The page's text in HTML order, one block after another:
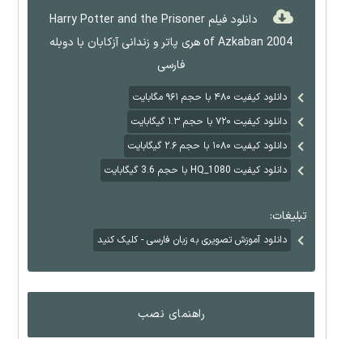
دانلود فیلم Harry Potter and the Prisoner
of Azkaban 2004 هری پاتر و زندانی آزکابان با دوبله
فارسی
دانلود کیفیت ۴۸۰ با حجم ۹۶۱ مگابایت
دانلود کیفیت ۷۲۰ با حجم ۱.۳ گیگابایت
دانلود کیفیت ۱۰۸۰ با حجم ۲.۶ گیگابایت
دانلود کیفیت HQ_1080 با حجم 3.6 گیگابایت
تبلیغات:
دانلود آموزش تصویری به زبان فارسی - کلیک کنید
راهنمای نصب